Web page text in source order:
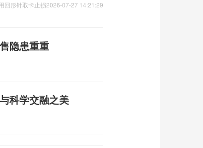
回形针取卡止损2026-07-27 14:21:29
隐患重重
科学交融之美